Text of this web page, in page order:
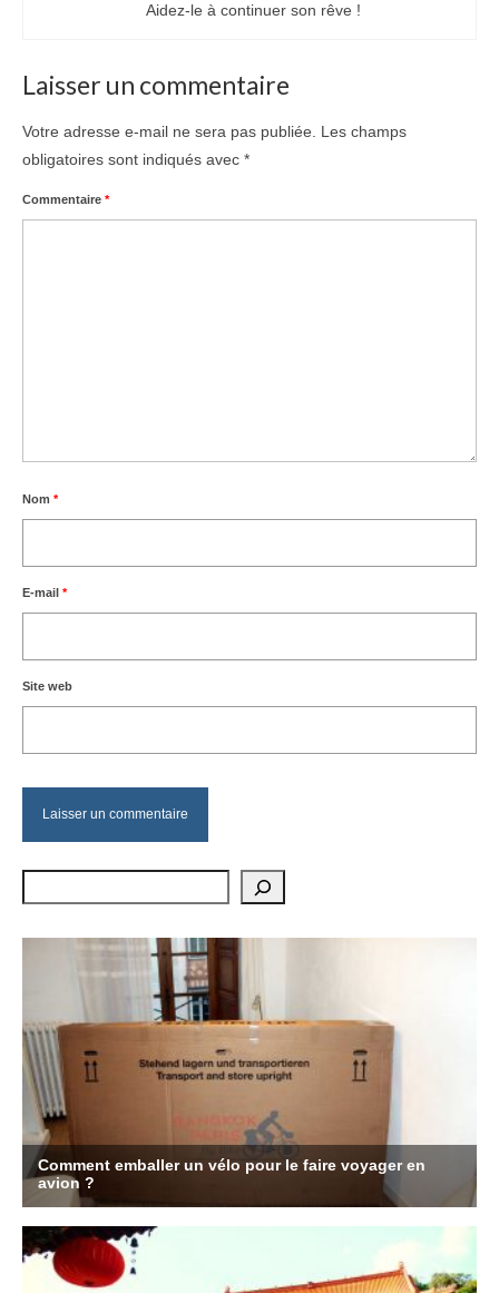
Aidez-le à continuer son rêve !
Laisser un commentaire
Votre adresse e-mail ne sera pas publiée.
Les champs
obligatoires sont indiqués avec *
Commentaire *
Nom *
E-mail *
Site web